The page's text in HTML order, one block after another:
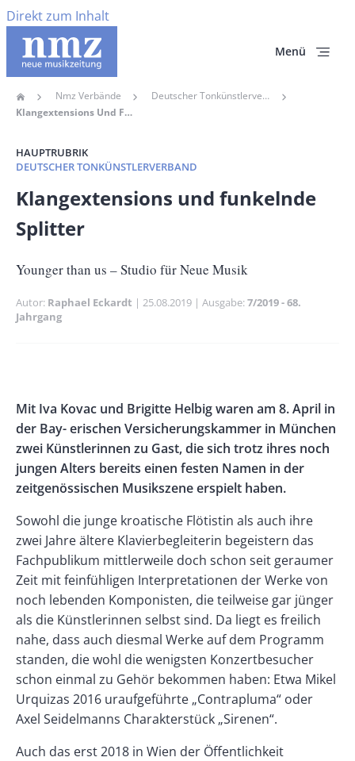
Direkt zum Inhalt
Menü
Pfadnavigation
Home Nmz Verbände
Deutscher Tonkünstlerverband
Klangextensions Und Funkelnde Splitter
HAUPTRUBRIK
DEUTSCHER TONKÜNSTLERVERBAND
Banner
Size
Klangextensions und funkelnde
Splitter
Untertitel
Younger than us – Studio für Neue Musik
Autor Raphael Eckardt Publikationsdatum
25.08.2019 Ausgabe 7/2019 - 68.
Jahrgang
Left
Rectangle
Right
Body
Mit Iva Kovac und Brigitte Helbig waren am 8. April in
der Bay- erischen Versicherungskammer in München
zwei Künstlerinnen zu Gast, die sich trotz ihres noch
jungen Alters bereits einen festen Namen in der
zeitgenössischen Musikszene erspielt haben.
Sowohl die junge kroatische Flötistin als auch ihre
zwei Jahre ältere Klavierbegleiterin begeistern das
Fachpublikum mittlerweile doch schon seit geraumer
Zeit mit feinfühligen Interpretationen der Werke von
noch lebenden Komponisten, die teilweise gar jünger
als die Künstlerinnen selbst sind. Da liegt es freilich
nahe, dass auch diesmal Werke auf dem Programm
standen, die wohl die wenigsten Konzertbesucher
schon einmal zu Gehör bekommen haben: Etwa Mikel
Urquizas 2016 uraufgeführte „Contrapluma“ oder
Axel Seidelmanns Charakterstück „Sirenen“.
Auch das erst 2018 in Wien der Öffentlichkeit